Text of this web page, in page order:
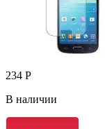
234 Р
В наличии